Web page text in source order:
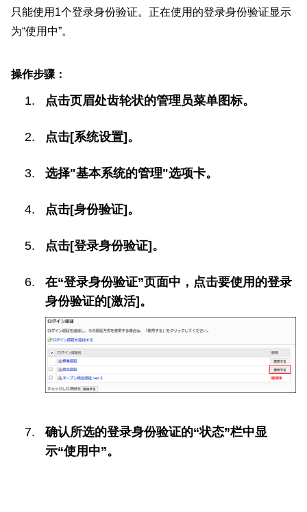
只能使用1个登录身份验证。正在使用的登录身份验证显示
为“使用中”。
操作步骤：
点击页眉处齿轮状的管理员菜单图标。
点击[系统设置]。
选择"基本系统的管理"选项卡。
点击[身份验证]。
点击[登录身份验证]。
在“登录身份验证”页面中，点击要使用的登录
身份验证的[激活]。
确认所选的登录身份验证的“状态”栏中显
示“使用中”。